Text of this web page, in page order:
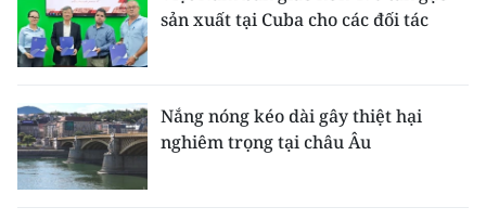
sản xuất tại Cuba cho các đối tác
Nắng nóng kéo dài gây thiệt hại
nghiêm trọng tại châu Âu